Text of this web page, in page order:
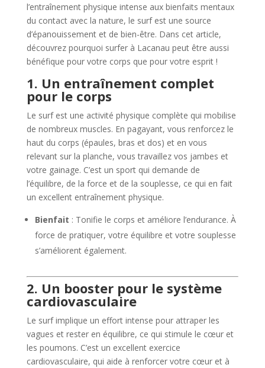
l’entraînement physique intense aux bienfaits mentaux
du contact avec la nature, le surf est une source
d’épanouissement et de bien-être. Dans cet article,
découvrez pourquoi surfer à Lacanau peut être aussi
bénéfique pour votre corps que pour votre esprit !
1. Un entraînement complet
pour le corps
Le surf est une activité physique complète qui mobilise
de nombreux muscles. En pagayant, vous renforcez le
haut du corps (épaules, bras et dos) et en vous
relevant sur la planche, vous travaillez vos jambes et
votre gainage. C’est un sport qui demande de
l’équilibre, de la force et de la souplesse, ce qui en fait
un excellent entraînement physique.
Bienfait : Tonifie le corps et améliore l’endurance. À
force de pratiquer, votre équilibre et votre souplesse
s’améliorent également.
2. Un booster pour le système
cardiovasculaire
Le surf implique un effort intense pour attraper les
vagues et rester en équilibre, ce qui stimule le cœur et
les poumons. C’est un excellent exercice
cardiovasculaire, qui aide à renforcer votre cœur et à